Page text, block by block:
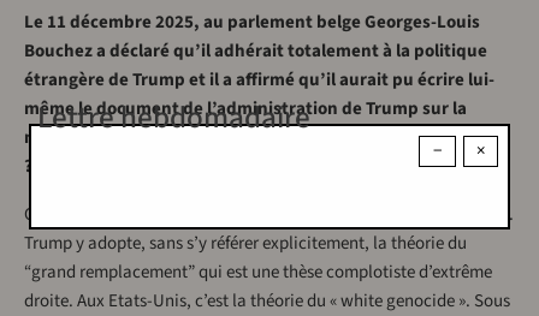
Le 11 décembre 2025, au parlement belge Georges-Louis
Bouchez a déclaré qu’il adhérait totalement à la politique
étrangère de Trump et il a affirmé qu’il aurait pu écrire lui-
même le document de l’administration de Trump sur la
nouvelle stratégie de sécurité nationale. Qu’en pensez-vous
?
Ce document de Trump a un contenu clairement d’extrême-droite.
Trump y adopte, sans s’y référer explicitement, la théorie du
“grand remplacement” qui est une thèse complotiste d’extrême
droite. Aux Etats-Unis, c’est la théorie du « white genocide ». Sous
×
−
Lettre hebdomadaire